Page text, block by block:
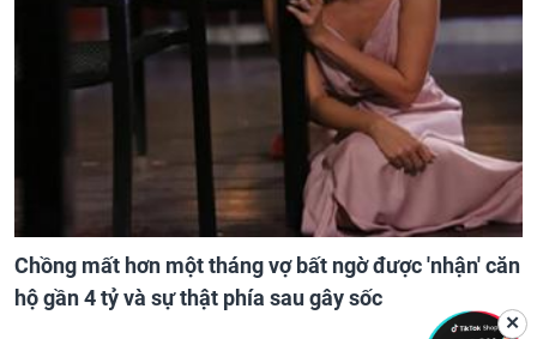
Chồng mất hơn một tháng vợ bất ngờ được 'nhận' căn
hộ gần 4 tỷ và sự thật phía sau gây sốc
✕